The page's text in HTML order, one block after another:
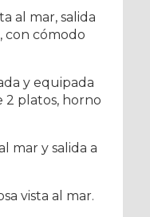
al mar, salida
con cómodo
y equipada
2 platos, horno
mar y salida a
vista al mar.